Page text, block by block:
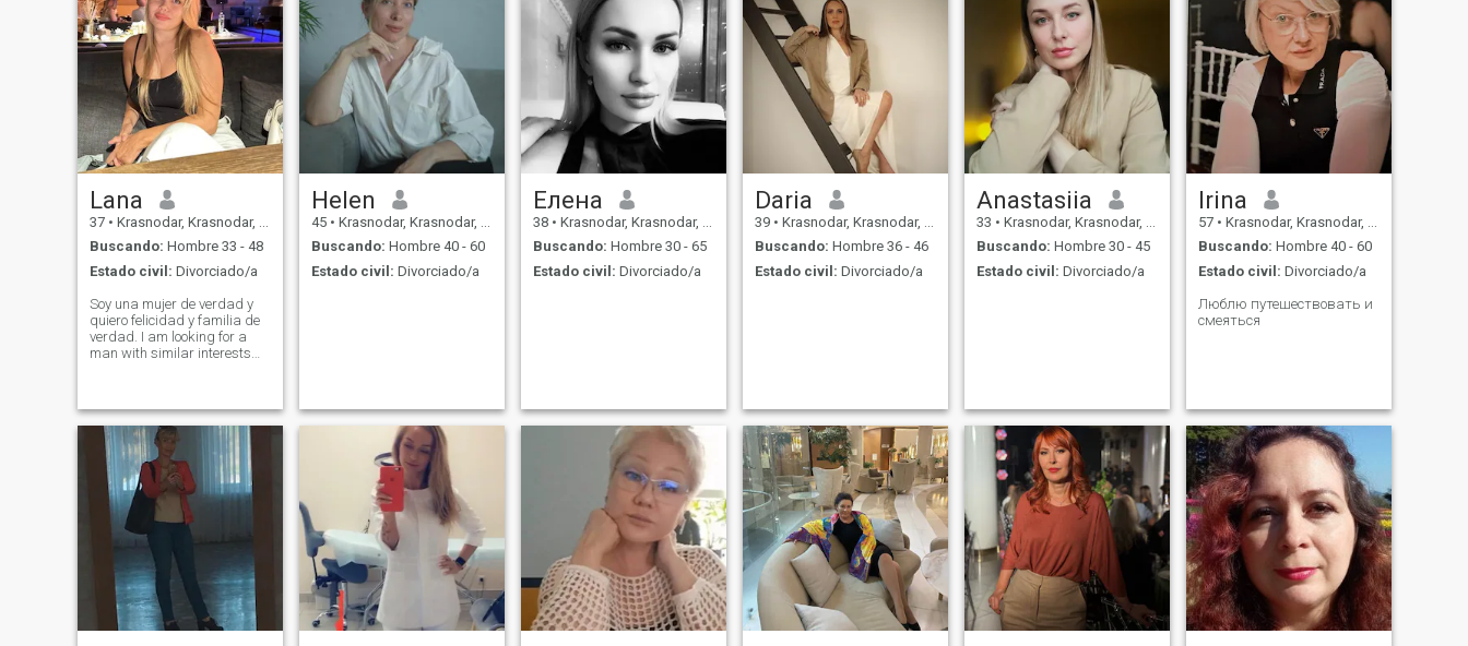
de mi amada.
buscar actitudes graves. En
la tarde vamos a sentarnos
en una terraza de nuestro
jardín habiendo abrazado,
beber una copa de vino de
vidrio, fácil de remover o
escuchar el silencio y a
entender cómo muchos nos
estamos contentos que
juntos....
visualizador - viajes,
etnocultura, comida
deliciosa, monumentos
arquitectónicos y
naturalezas virgen.) Hija
adulta (casada) y dos
maravillosos nietos😍 Tigre -
me encanta dormir!
moderna, me gusta la
música y las películas de
todo tipo.
directo, cero juegos. - ¿Qué?
Lana
37 • Krasnodar, Krasnodar, Rusia
Buscando: Hombre 33 - 48
Estado civil: Divorciado/a
Soy una mujer de verdad y
quiero felicidad y familia de
verdad. I am looking for a
man with similar interests
valores similares, para luego
conocer en la
Helen
45 • Krasnodar, Krasnodar, Rusia
Buscando: Hombre 40 - 60
Estado civil: Divorciado/a
Елена
38 • Krasnodar, Krasnodar, Rusia
Buscando: Hombre 30 - 65
Estado civil: Divorciado/a
Daria
39 • Krasnodar, Krasnodar, Rusia
Buscando: Hombre 36 - 46
Estado civil: Divorciado/a
Anastasiia
33 • Krasnodar, Krasnodar, Rusia
Buscando: Hombre 30 - 45
Estado civil: Divorciado/a
Irina
57 • Krasnodar, Krasnodar, Rusia
Buscando: Hombre 40 - 60
Estado civil: Divorciado/a
Люблю путешествовать и
смеяться